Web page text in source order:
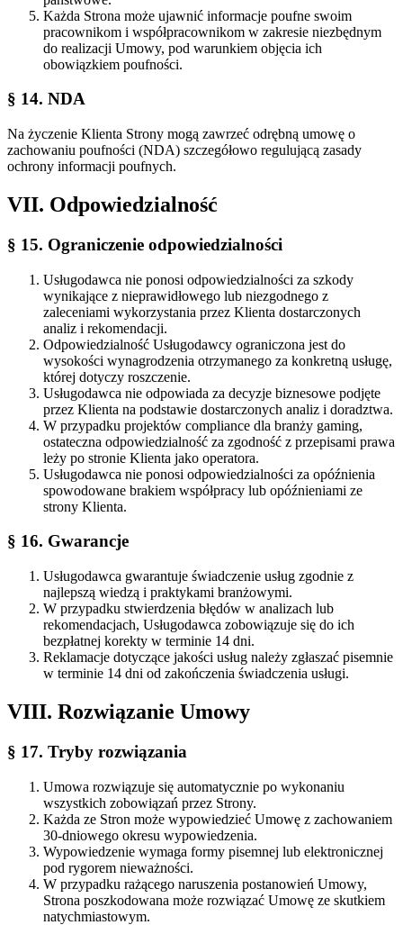
Każda Strona może ujawnić informacje poufne swoim
pracownikom i współpracownikom w zakresie niezbędnym
do realizacji Umowy, pod warunkiem objęcia ich
obowiązkiem poufności.
§ 14. NDA
Na życzenie Klienta Strony mogą zawrzeć odrębną umowę o
zachowaniu poufności (NDA) szczegółowo regulującą zasady
ochrony informacji poufnych.
VII. Odpowiedzialność
§ 15. Ograniczenie odpowiedzialności
Usługodawca nie ponosi odpowiedzialności za szkody
wynikające z nieprawidłowego lub niezgodnego z
zaleceniami wykorzystania przez Klienta dostarczonych
analiz i rekomendacji.
Odpowiedzialność Usługodawcy ograniczona jest do
wysokości wynagrodzenia otrzymanego za konkretną usługę,
której dotyczy roszczenie.
Usługodawca nie odpowiada za decyzje biznesowe podjęte
przez Klienta na podstawie dostarczonych analiz i doradztwa.
W przypadku projektów compliance dla branży gaming,
ostateczna odpowiedzialność za zgodność z przepisami prawa
leży po stronie Klienta jako operatora.
Usługodawca nie ponosi odpowiedzialności za opóźnienia
spowodowane brakiem współpracy lub opóźnieniami ze
strony Klienta.
§ 16. Gwarancje
Usługodawca gwarantuje świadczenie usług zgodnie z
najlepszą wiedzą i praktykami branżowymi.
W przypadku stwierdzenia błędów w analizach lub
rekomendacjach, Usługodawca zobowiązuje się do ich
bezpłatnej korekty w terminie 14 dni.
Reklamacje dotyczące jakości usług należy zgłaszać pisemnie
w terminie 14 dni od zakończenia świadczenia usługi.
VIII. Rozwiązanie Umowy
§ 17. Tryby rozwiązania
Umowa rozwiązuje się automatycznie po wykonaniu
wszystkich zobowiązań przez Strony.
Każda ze Stron może wypowiedzieć Umowę z zachowaniem
30-dniowego okresu wypowiedzenia.
Wypowiedzenie wymaga formy pisemnej lub elektronicznej
pod rygorem nieważności.
W przypadku rażącego naruszenia postanowień Umowy,
Strona poszkodowana może rozwiązać Umowę ze skutkiem
natychmiastowym.